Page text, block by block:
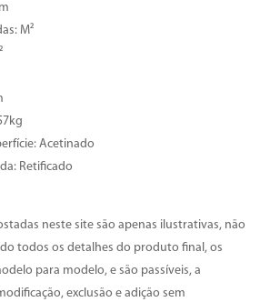
M²
Acetinado
Retificado
neste site são apenas ilustrativas, não
todos os detalhes do produto final, os
para modelo, e são passíveis, a
exclusão e adição sem